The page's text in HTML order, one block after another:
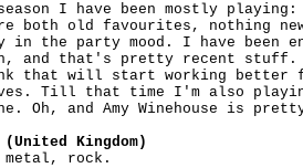
I have been mostly playing:
both old favourites, nothing
in the party mood. I have been
and that's pretty recent
that will start working better
Till that time I'm also
Oh, and Amy Winehouse is
Kingdom)
metal, rock.